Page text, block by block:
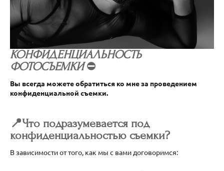
КОНФИДЕНЦИАЛЬНОСТЬ
ФОТОСЪЕМКИ⛔️
Вы всегда можете обратиться ко мне за проведением
конфиденциальной съемки.
📍Что подразумевается под
конфиденциальностью съемки?
В зависимости от того, как мы с вами договоримся: